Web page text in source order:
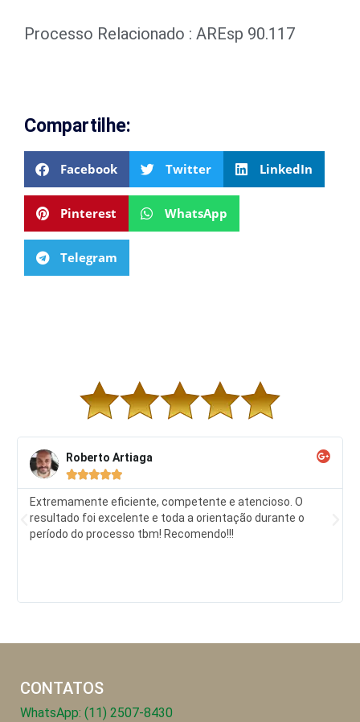
Processo Relacionado : AREsp 90.117
Compartilhe:
Facebook Twitter LinkedIn
Pinterest WhatsApp
Telegram
Roberto Artiaga

Extremamente eficiente, competente e atencioso. O
resultado foi excelente e toda a orientação durante o
período do processo tbm! Recomendo!!!
CONTATOS
WhatsApp: (11) 2507-8430